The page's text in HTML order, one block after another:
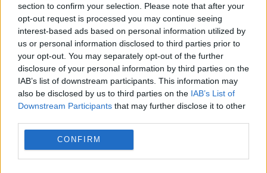
section to confirm your selection. Please note that after your
opt-out request is processed you may continue seeing
interest-based ads based on personal information utilized by
us or personal information disclosed to third parties prior to
your opt-out. You may separately opt-out of the further
disclosure of your personal information by third parties on the
IAB’s list of downstream participants. This information may
also be disclosed by us to third parties on the IAB’s List of
Downstream Participants that may further disclose it to other
CONFIRM
INTERNATIONAL